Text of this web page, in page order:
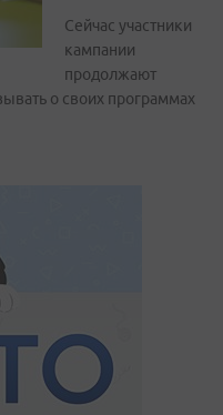
Сейчас участники
кампании
продолжают
о своих программах